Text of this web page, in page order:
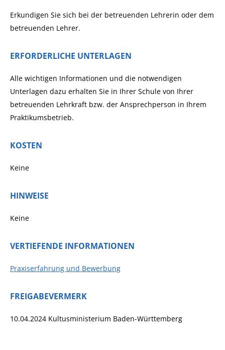
Erkundigen Sie sich bei der betreuenden Lehrerin oder dem
betreuenden Lehrer.
ERFORDERLICHE UNTERLAGEN
Alle wichtigen Informationen und die notwendigen
Unterlagen dazu erhalten Sie in Ihrer Schule von Ihrer
betreuenden Lehrkraft bzw. der Ansprechperson in Ihrem
Praktikumsbetrieb.
KOSTEN
Keine
HINWEISE
Keine
VERTIEFENDE INFORMATIONEN
Praxiserfahrung und Bewerbung
FREIGABEVERMERK
10.04.2024 Kultusministerium Baden-Württemberg